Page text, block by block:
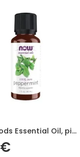
NOW Foods Essential Oil, piparmētru eļļa – 30 ml.
€